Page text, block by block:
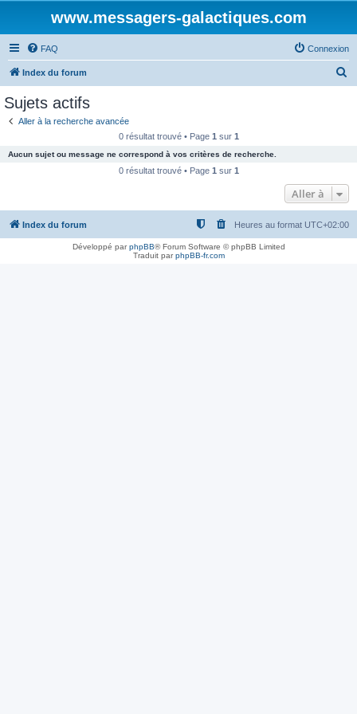
www.messagers-galactiques.com
FAQ Connexion
Index du forum
c
e
Sujets actifs
Aller à la recherche avancée
0 résultat trouvé • Page 1 sur 1
Aucun sujet ou message ne correspond à vos critères de recherche.
0 résultat trouvé • Page 1 sur 1
Aller à
Index du forum Heures au format UTC+02:00
Développé parphpBB® Forum Software © phpBB Limited
Traduit parphpBB-fr.com